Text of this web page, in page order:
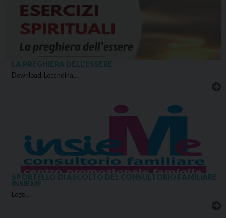
LA PREGHIERA DELL’ESSERE
Download: Locandina…
SPORTELLO DI ASCOLTO DEL CONSULTORIO FAMILIARE
INSIEME
Logo…